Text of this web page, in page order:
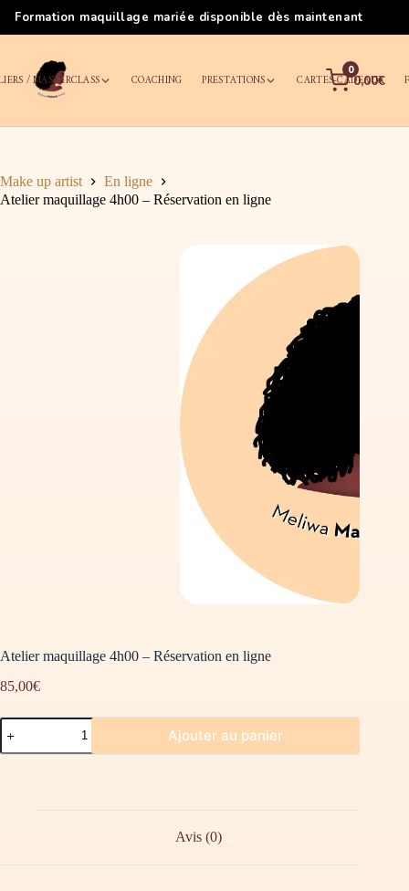
Formation maquillage mariée disponible dès maintenant
/ MASTERCLASS COACHING PRESTATIONS CARTES-CADEAUX
0
0,00€
Make up artist
En ligne
Atelier maquillage 4h00 – Réservation en ligne
Atelier maquillage 4h00 – Réservation en ligne
85,00€
Ajouter au panier
Avis (0)